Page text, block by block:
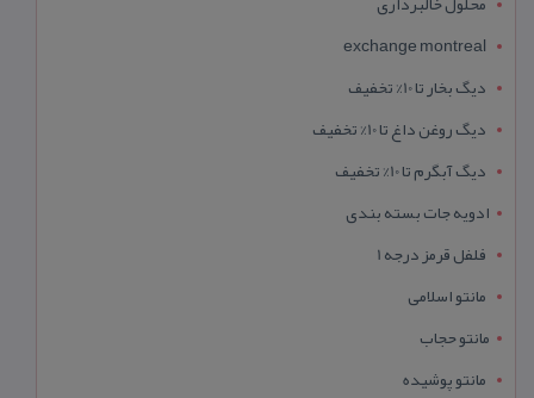
exchange montreal
دیگ بخار تا 10% تخفیف
دیگ روغن داغ تا 10% تخفیف
دیگ آبگرم تا 10% تخفیف
ادویه جات بسته بندی
فلفل قرمز درجه 1
مانتو اسلامی
مانتو حجاب
مانتو پوشیده